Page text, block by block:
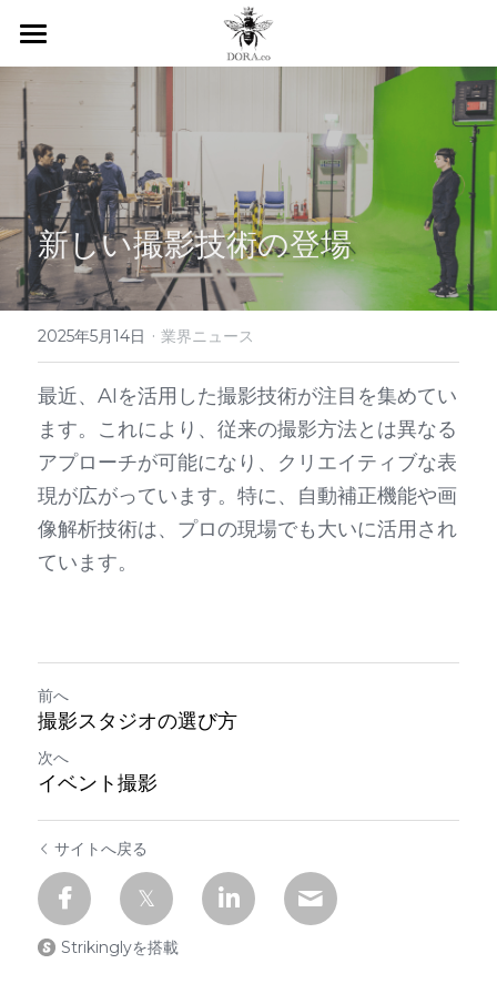
ホーム
サービス
予約
お問い合わせ
利用規約
POWERED BY
新しい撮影技術の登場
2025年5月14日 · 業界ニュース
最近、AIを活用した撮影技術が注目を集めてい
ます。これにより、従来の撮影方法とは異なる
アプローチが可能になり、クリエイティブな表
現が広がっています。特に、自動補正機能や画
像解析技術は、プロの現場でも大いに活用され
ています。
前へ
撮影スタジオの選び方
次へ
イベント撮影
サイトへ戻る
Strikinglyを搭載